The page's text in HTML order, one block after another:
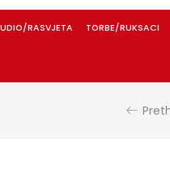
RASVJETA TORBE/RUKSACI